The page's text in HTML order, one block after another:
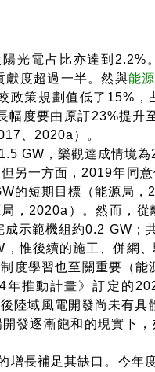
光電占比亦達到2.2%
獻度超過一半。然與能
政策規劃值低了15%
幅度要由原訂23%提升
、2020a）。
GW，樂觀達成情境
另一方面，2019年同
的短期目標（能源局，
，2020a）。然而，從
示範機組約0.2 GW；
惟後續的施工、併網、
度學習也至關重要（能
推動計畫》訂定的
陸域風電開發尚未有具
發逐漸飽和的現實下
增長補足其缺口。今年